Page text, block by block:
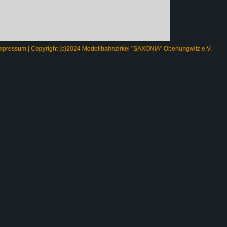
| Copyright (c)2024 Modellbahnzirkel "SAXONIA" Oberlungwitz e.V.